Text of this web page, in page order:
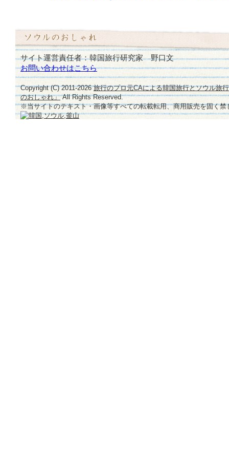
サイト運営責任者：韓国旅行研究家 野口文
お問い合わせはこちら
Copyright (C) 2011-2026旅行のプロ元CAによる韓国旅行とソウル旅
のおしゃれ」All Rights Reserved.
※当サイトのテキスト・画像等すべての転載転用、商用販売を固く禁